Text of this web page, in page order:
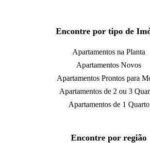
Encontre por tipo de
Apartamentos na Planta
Apartamentos Novos
Apartamentos Prontos para
Apartamentos de 2 ou 3
Apartamentos de 1 Quarto
Encontre por região